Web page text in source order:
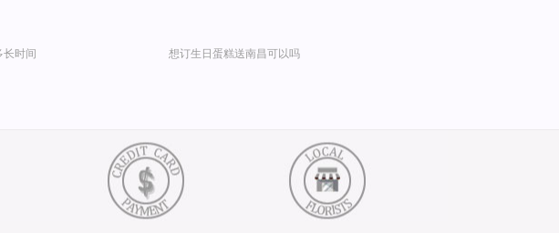
时间
想订生日蛋糕送南昌可以吗